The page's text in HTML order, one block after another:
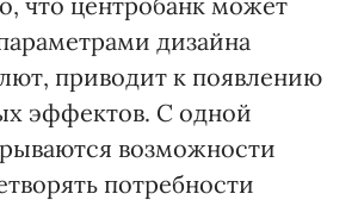
дизайна
приводит к появлению
эффектов. С одной
возможности
потребности